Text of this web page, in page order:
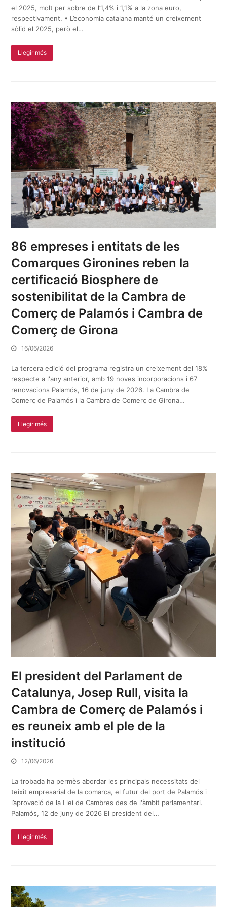
el 2025, molt per sobre de l’1,4% i 1,1% a la zona euro,
respectivament. • L’economia catalana manté un creixement
sòlid el 2025, però el…
Llegir més
86 empreses i entitats de les
Comarques Gironines reben la
certificació Biosphere de
sostenibilitat de la Cambra de
Comerç de Palamós i Cambra de
Comerç de Girona
16/06/2026
La tercera edició del programa registra un creixement del 18%
respecte a l'any anterior, amb 19 noves incorporacions i 67
renovacions Palamós, 16 de juny de 2026. La Cambra de
Comerç de Palamós i la Cambra de Comerç de Girona…
Llegir més
El president del Parlament de
Catalunya, Josep Rull, visita la
Cambra de Comerç de Palamós i
es reuneix amb el ple de la
institució
12/06/2026
La trobada ha permès abordar les principals necessitats del
teixit empresarial de la comarca, el futur del port de Palamós i
l’aprovació de la Llei de Cambres des de l'àmbit parlamentari.
Palamós, 12 de juny de 2026 El president del…
Llegir més